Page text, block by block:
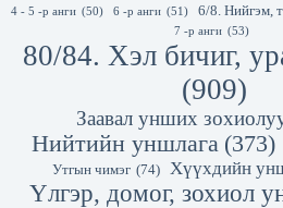
4 - 5 -р анги (50) 6 -р анги (51) 6/8. Нийгэм,
7 -р анги (53)
80/84. Хэл бичиг,
(909)
Заавал унших
Нийтийн уншлага (373)
Утгын чимэг (74) Хүүхдийн
Үлгэр, домог, зохиол